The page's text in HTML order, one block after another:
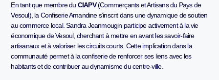
En tant que membre du CIAPV(Commerçants et Artisans du Pays de
Vesoul), la Confiserie Amandine s’inscrit dans une dynamique de soutien
au commerce local. Sandra Jeanmougin participe activement à la vie
économique de Vesoul, cherchant à mettre en avant les savoir-faire
artisanaux et à valoriser les circuits courts. Cette implication dans la
communauté permet à la confiserie de renforcer ses liens avec les
habitants et de contribuer au dynamisme du centre-ville.